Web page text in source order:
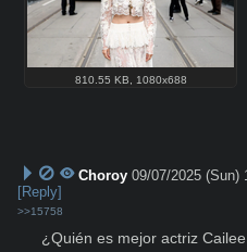
810.55 KB 1080x688
Choroy 09/07/2025 (Sun)
[Reply]
>>15758
¿Quién es mejor actriz